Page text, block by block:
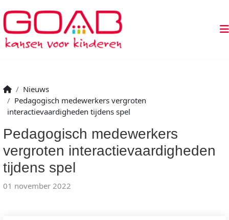
Nieuws
Pedagogisch medewerkers vergroten
interactievaardigheden tijdens spel
Pedagogisch medewerkers
vergroten interactievaardigheden
tijdens spel
01 november 2022